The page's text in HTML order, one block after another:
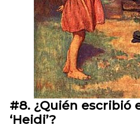
#8. ¿Quién escribió
‘Heidi’?